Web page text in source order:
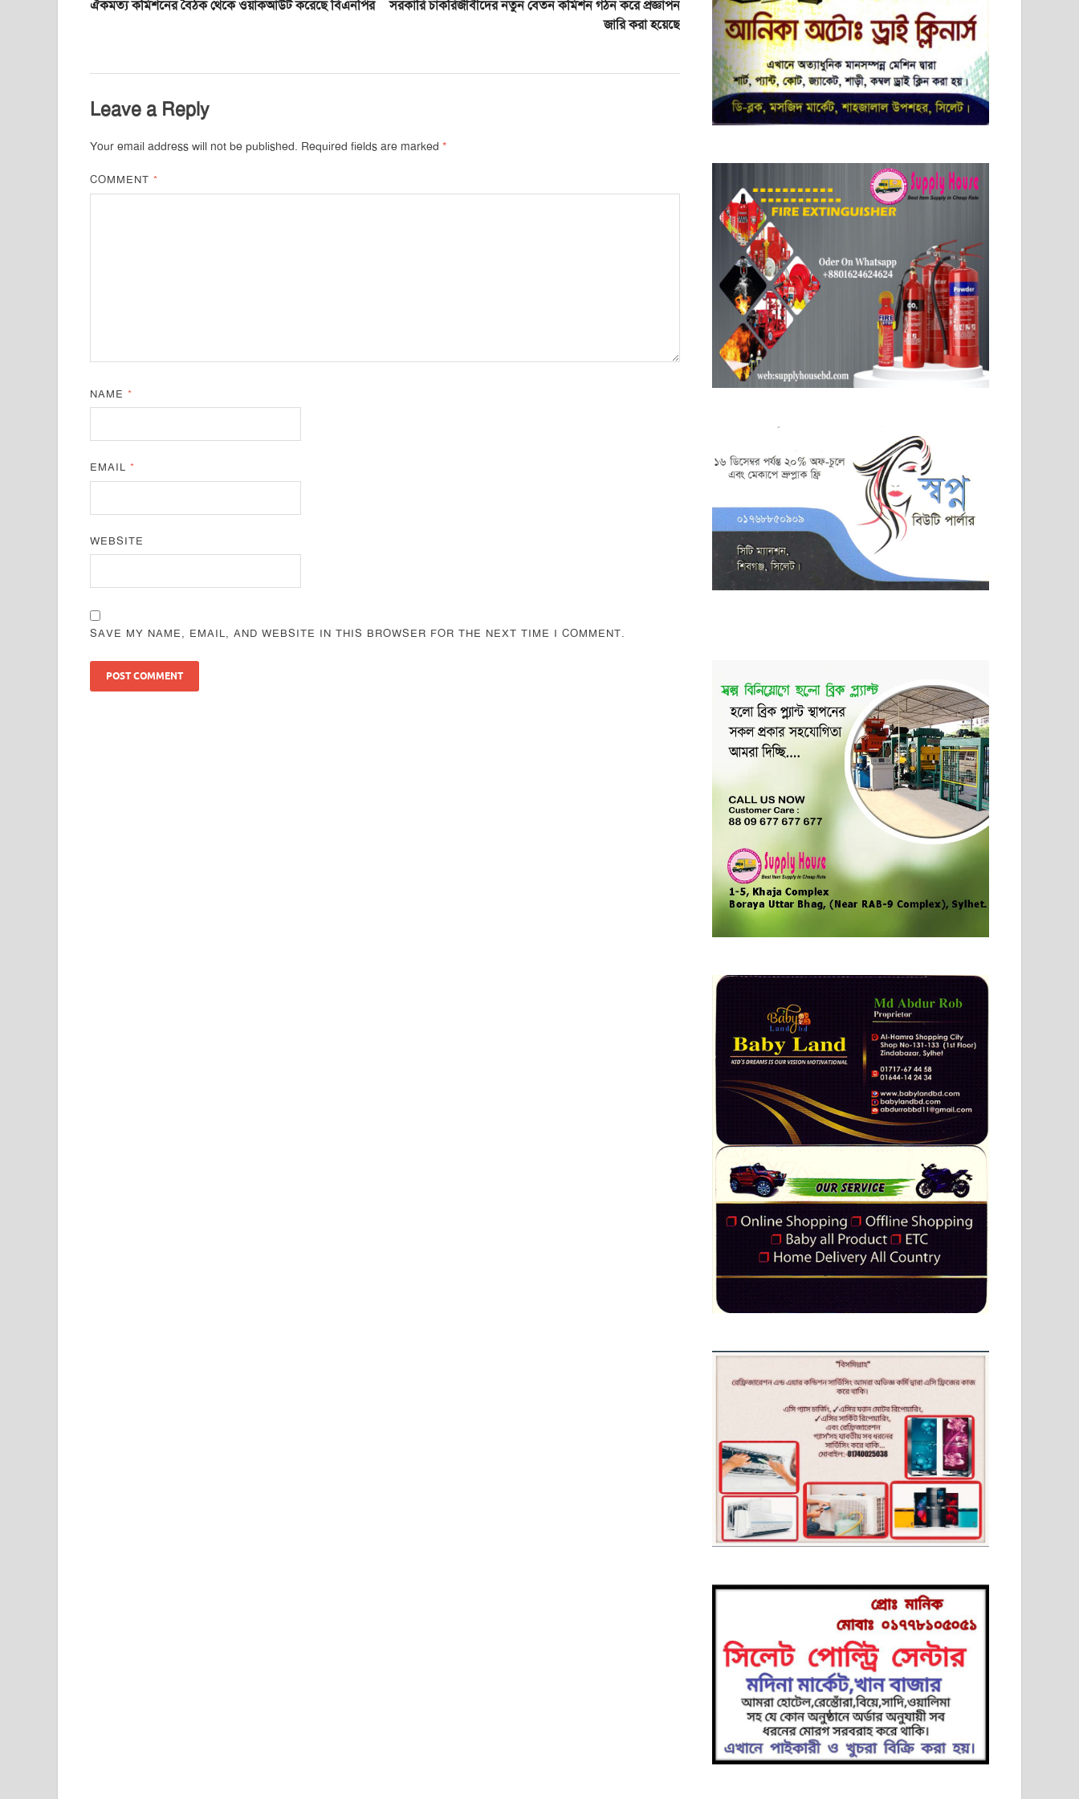
ঐকমত্য কমিশনের বৈঠক থেকে ওয়াকআউট করেছে বিএনপির
সরকারি চাকরিজীবীদের নতুন বেতন কমিশন গঠন করে প্রজ্ঞাপন
জারি করা হয়েছে
Leave a Reply
Your email address will not be published. Required fields are marked *
COMMENT*
NAME*
EMAIL*
WEBSITE
SAVE MY NAME, EMAIL, AND WEBSITE IN THIS BROWSER FOR THE NEXT TIME I COMMENT.